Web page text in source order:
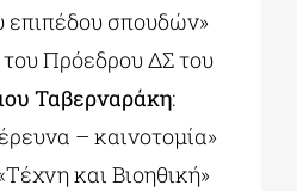
επιπέδου σπουδών»
Πρόεδρου ΔΣ του
Ταβερναράκη:
– καινοτομία»
και Βιοηθική»